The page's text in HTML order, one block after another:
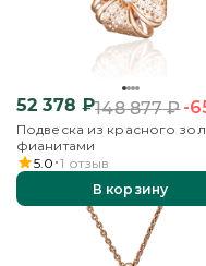
52 378 ₽148 877₽-
Подвеска из красного
фианитами
5.0 1 отзыв
В корзину